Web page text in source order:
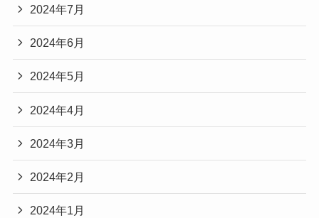
2024年7月
2024年6月
2024年5月
2024年4月
2024年3月
2024年2月
2024年1月